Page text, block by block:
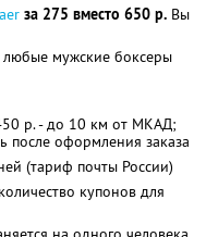
за 275 вместо 650 р. Вы
мужские боксеры
р. - до 10 км от МКАД;
после оформления заказа
(тариф почты России)
купонов для